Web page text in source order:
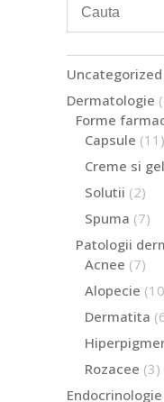
Uncategorized
Dermatologie
Forme
Capsule 11
Creme si
Solutii 22
Spuma 77
Patologii
Acnee 77
Alopecie 10
Dermatita
Rozacee 33
Endocrinologie